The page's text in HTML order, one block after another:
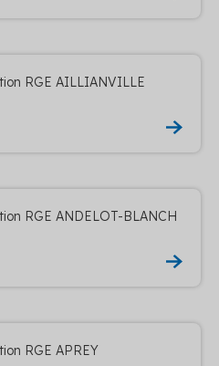
RGE AILLIANVILLE
RGE ANDELOT-BLANCH
RGE APREY